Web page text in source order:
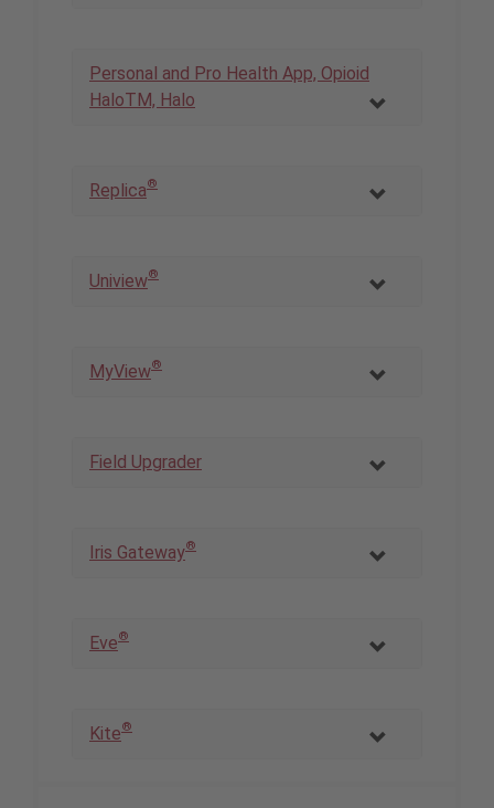
Personal and Pro Health App, Opioid
HaloTM, Halo
Replica®
Uniview®
MyView®
Field Upgrader
Iris Gateway®
Eve®
Kite®